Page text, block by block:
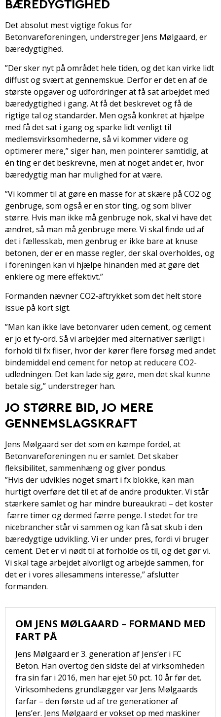
BÆREDYGTIGHED
Det absolut mest vigtige fokus for
Betonvareforeningen, understreger Jens Mølgaard, er
bæredygtighed.
”Der sker nyt på området hele tiden, og det kan virke lidt
diffust og svært at gennemskue. Derfor er det en af de
største opgaver og udfordringer at få sat arbejdet med
bæredygtighed i gang. At få det beskrevet og få de
rigtige tal og standarder. Men også konkret at hjælpe
med få det sat i gang og sparke lidt venligt til
medlemsvirksomhederne, så vi kommer videre og
optimerer mere,” siger han, men pointerer samtidig, at
én ting er det beskrevne, men at noget andet er, hvor
bæredygtig man har mulighed for at være.
”Vi kommer til at gøre en masse for at skære på CO2 og
genbruge, som også er en stor ting, og som bliver
større. Hvis man ikke må genbruge nok, skal vi have det
ændret, så man må genbruge mere. Vi skal finde ud af
det i fællesskab, men genbrug er ikke bare at knuse
betonen, der er en masse regler, der skal overholdes, og
i foreningen kan vi hjælpe hinanden med at gøre det
enklere og mere effektivt.”
Formanden nævner CO2-aftrykket som det helt store
issue på kort sigt.
”Man kan ikke lave betonvarer uden cement, og cement
er jo et fy-ord. Så vi arbejder med alternativer særligt i
forhold til fx fliser, hvor der kører flere forsøg med andet
bindemiddel end cement for netop at reducere CO2-
udledningen. Det kan lade sig gøre, men det skal kunne
betale sig,” understreger han.
JO STØRRE BID, JO MERE
GENNEMSLAGSKRAFT
Jens Mølgaard ser det som en kæmpe fordel, at
Betonvareforeningen nu er samlet. Det skaber
fleksibilitet, sammenhæng og giver pondus.
”Hvis der udvikles noget smart i fx blokke, kan man
hurtigt overføre det til et af de andre produkter. Vi står
stærkere samlet og har mindre bureaukrati – det koster
færre timer og dermed færre penge. I stedet for tre
nicebrancher står vi sammen og kan få sat skub i den
bæredygtige udvikling. Vi er under pres, fordi vi bruger
cement. Det er vi nødt til at forholde os til, og det gør vi.
Vi skal tage arbejdet alvorligt og arbejde sammen, for
det er i vores allesammens interesse,” afslutter
formanden.
OM JENS MØLGAARD – FORMAND MED
FART PÅ
Jens Mølgaard er 3. generation af Jens’er i FC
Beton. Han overtog den sidste del af virksomheden
fra sin far i 2016, men har ejet 50 pct. 10 år før det.
Virksomhedens grundlægger var Jens Mølgaards
farfar – den første ud af tre generationer af
Jens’er. Jens Mølgaard er vokset op med maskiner